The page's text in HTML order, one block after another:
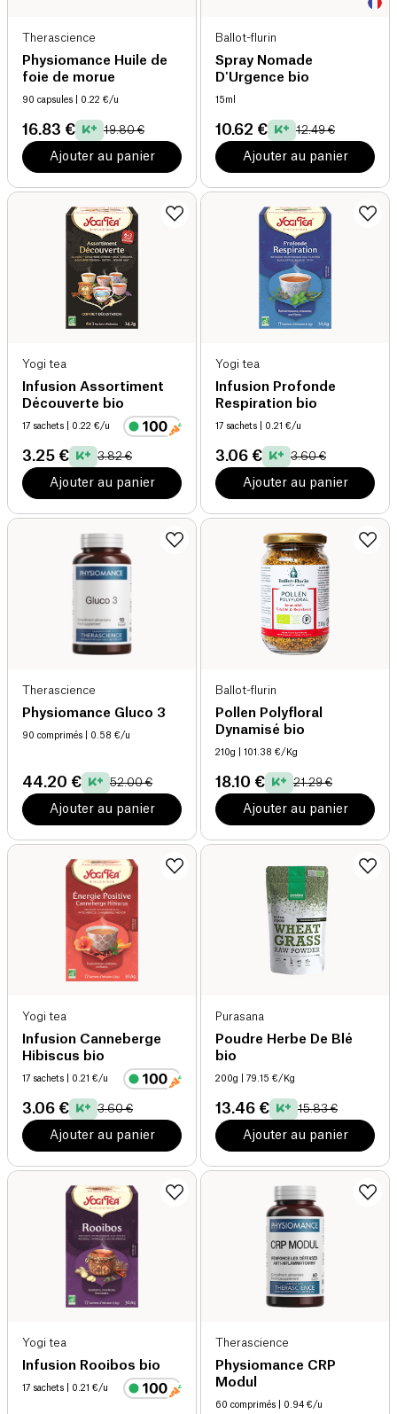
Therascience
Physiomance Huile de
foie de morue
90 capsules | 0.22 €/u
16.83 € 19.80 €
Ajouter au panier
Ballot-flurin
Spray Nomade
D'Urgence bio
15ml
10.62 € 12.49 €
Ajouter au panier
Yogi tea
Infusion Assortiment
Découverte bio
17 sachets | 0.22 €/u
3.25 € 3.82 €
Ajouter au panier
Yogi tea
Infusion Profonde
Respiration bio
17 sachets | 0.21 €/u
3.06 € 3.60 €
Ajouter au panier
Therascience
Physiomance Gluco 3
90 comprimés | 0.58 €/u
44.20 € 52.00 €
Ajouter au panier
Ballot-flurin
Pollen Polyfloral
Dynamisé bio
210g | 101.38 €/Kg
18.10 € 21.29 €
Ajouter au panier
Yogi tea
Infusion Canneberge
Hibiscus bio
17 sachets | 0.21 €/u
3.06 € 3.60 €
Ajouter au panier
Purasana
Poudre Herbe De Blé
bio
200g | 79.15 €/Kg
13.46 € 15.83 €
Ajouter au panier
Yogi tea
Infusion Rooibos bio
17 sachets | 0.21 €/u
Therascience
Physiomance CRP
Modul
60 comprimés | 0.94 €/u